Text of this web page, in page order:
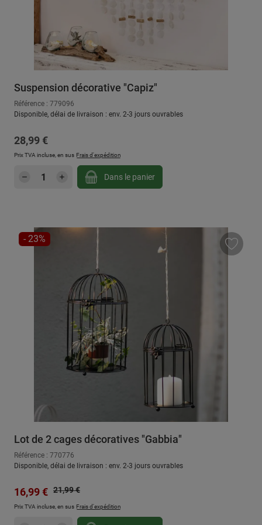
Suspension décorative "Capiz"
Référence : 779096
Disponible, délai de livraison : env. 2-3 jours ouvrables
Prix régulier :
28,99 €
Prix TVA incluse, en sus Frais d'expédition
Quantité de produit : Entrez la quantité
Dans le panier
RÉDUCTION
- 23%
Lot de 2 cages décoratives "Gabbia"
Référence : 770776
Disponible, délai de livraison : env. 2-3 jours ouvrables
Prix de vente :
16,99 € Prix régulier :
21,99 €
Prix TVA incluse, en sus Frais d'expédition